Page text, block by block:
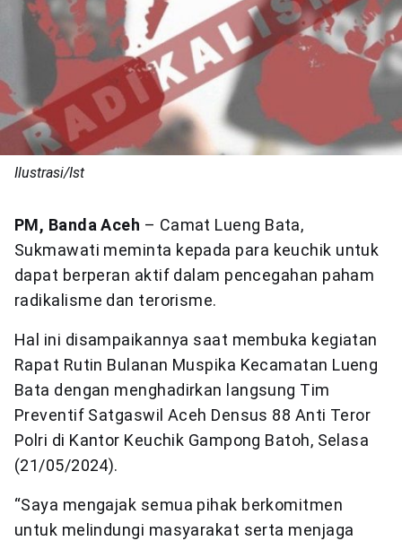
Ilustrasi/Ist
PM, Banda Aceh – Camat Lueng Bata,
Sukmawati meminta kepada para keuchik untuk
dapat berperan aktif dalam pencegahan paham
radikalisme dan terorisme.
Hal ini disampaikannya saat membuka kegiatan
Rapat Rutin Bulanan Muspika Kecamatan Lueng
Bata dengan menghadirkan langsung Tim
Preventif Satgaswil Aceh Densus 88 Anti Teror
Polri di Kantor Keuchik Gampong Batoh, Selasa
(21/05/2024).
“Saya mengajak semua pihak berkomitmen
untuk melindungi masyarakat serta menjaga